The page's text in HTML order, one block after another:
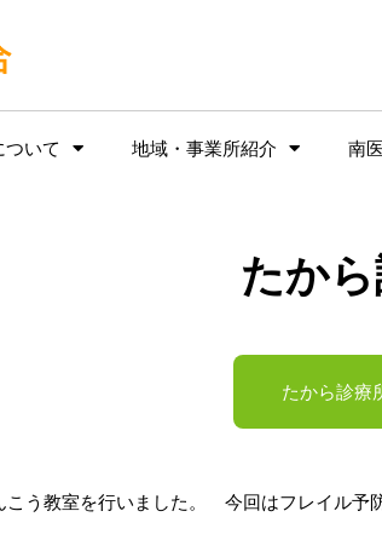
ついて 地域・事業所紹介 南
たか
たから診療
う教室を行いました。 今回はフレイル予